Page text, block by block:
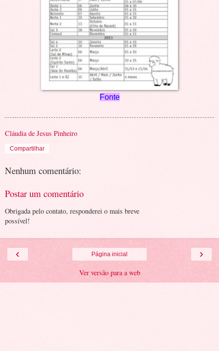
Fonte
Cláudia de Jesus Pinheiro
Compartilhar
Nenhum comentário:
Postar um comentário
Obrigada pelo contato, responderei o mais breve
possível!
‹ ›
Página inicial
Ver versão para a web